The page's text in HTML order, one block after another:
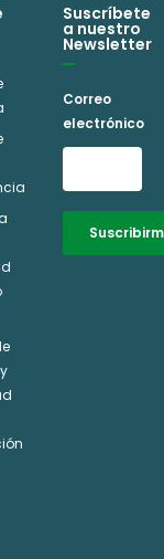
Suscríbete
a nuestro
Newsletter
Correo
electrónico